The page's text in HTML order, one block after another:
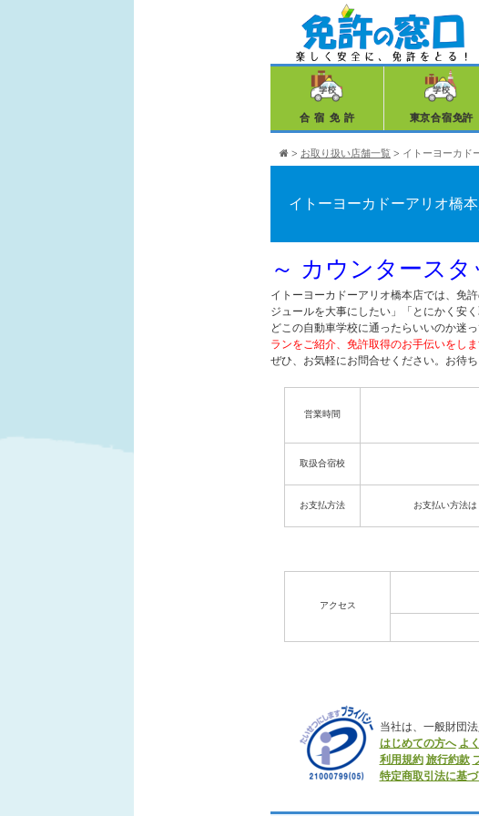
合宿免許 東京合宿免許
> お取り扱い店舗一覧 > イトーヨーカド
イトーヨーカドーアリオ橋
～ カウンタース
イトーヨーカドーアリオ橋本店では、免
ジュールを大事にしたい」「とにかく安
どこの自動車学校に通ったらいいのか迷
ランをご紹介、免許取得のお手伝いをしま
ぜひ、お気軽にお問合せください。お待ち
営業時間
取扱合宿校
お支払方法 お支払い方法
アクセス
当社は、一般財団
はじめての方へ よ
利用規約 旅行約款
特定商取引法に基